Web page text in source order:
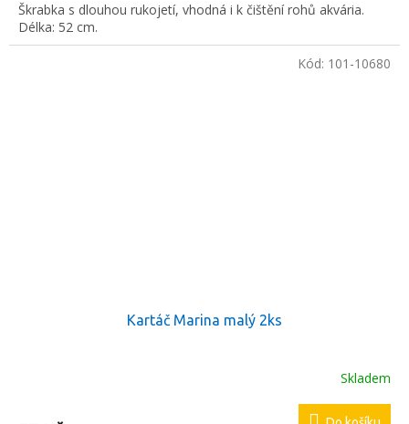
Škrabka s dlouhou rukojetí, vhodná i k čištění rohů akvária.
Délka: 52 cm.
Kartáč Marina malý 2ks
Skladem
Kód: 101-10680